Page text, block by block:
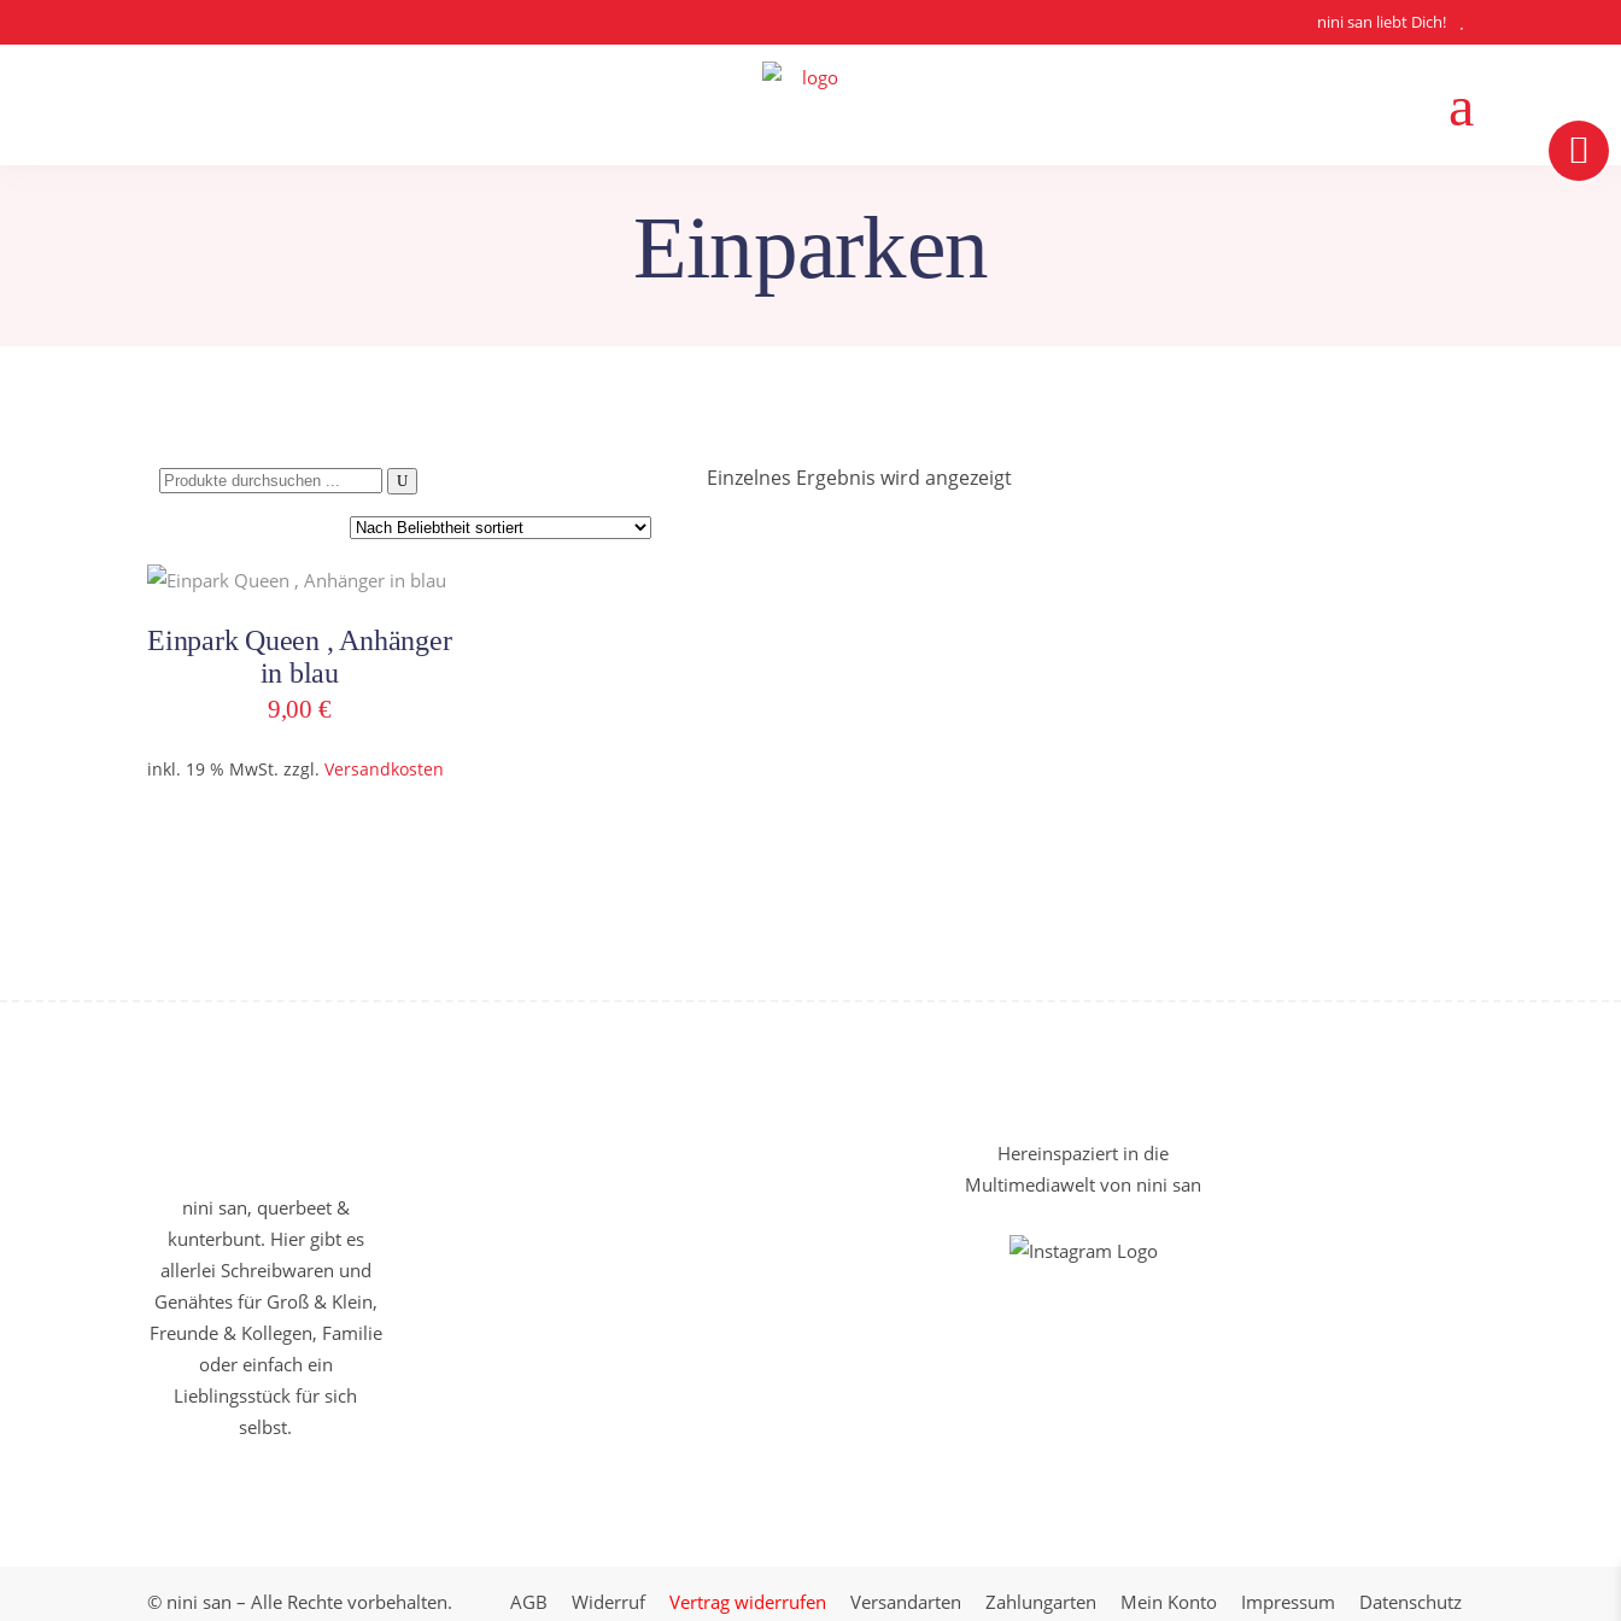
nini san liebt Dich!
Einparken
Search
Einzelnes Ergebnis wird angezeigt
Einpark Queen , Anhänger
in blau
9,00 €
inkl. 19 % MwSt. zzgl. Versandkosten
nini san, querbeet &
kunterbunt. Hier gibt es
allerlei Schreibwaren und
Genähtes für Groß & Klein,
Freunde & Kollegen, Familie
oder einfach ein
Lieblingsstück für sich
selbst.
Hereinspaziert in die
Multimediawelt von nini san
Datenschutz
Impressum
Mein Konto
Zahlungarten
Versandarten
Vertrag widerrufen
Widerruf
AGB
© nini san – Alle Rechte vorbehalten.